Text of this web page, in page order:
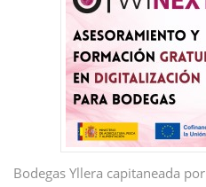
Bodegas Yllera capitaneada por